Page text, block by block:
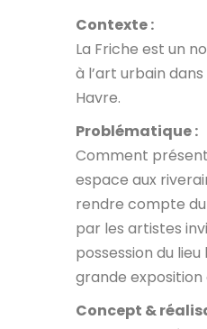
Contexte :
La Friche est un
à l’art urbain
Havre.
Problématique :
Comment
espace aux
rendre compte
par les artistes
possession du lieu
grande exposition
Concept &